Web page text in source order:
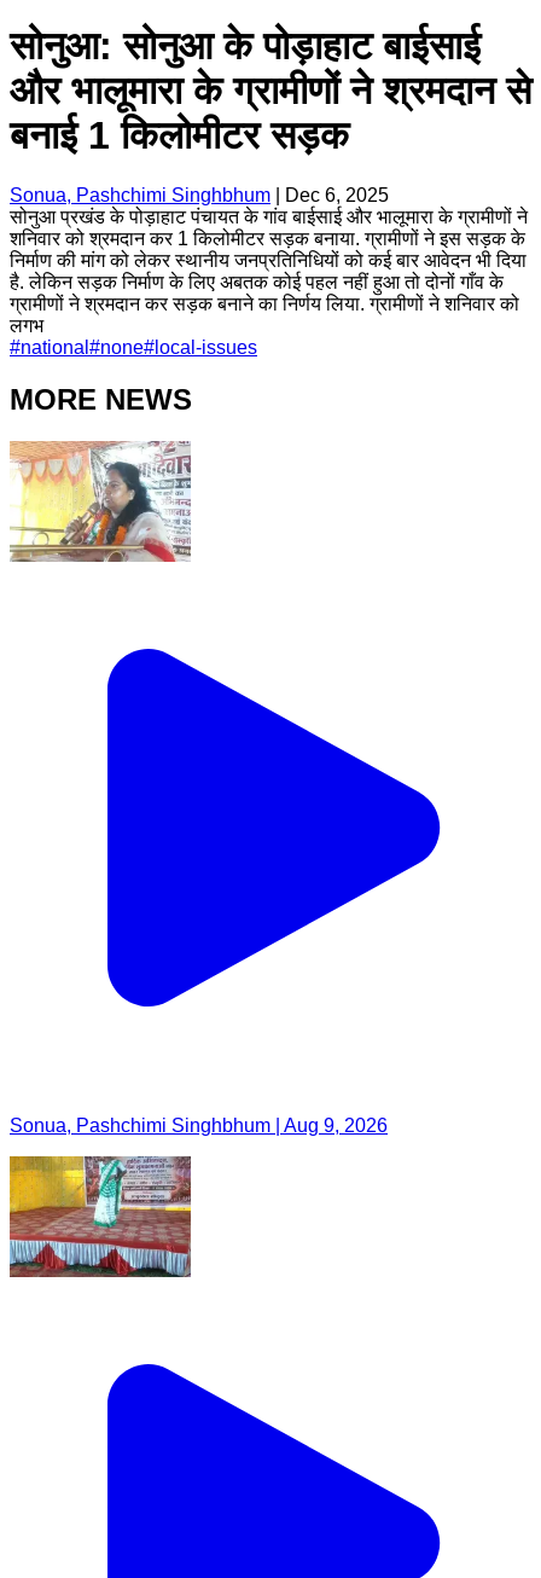
सोनुआ: सोनुआ के पोड़ाहाट बाईसाई
और भालूमारा के ग्रामीणों ने श्रमदान से
बनाई 1 किलोमीटर सड़क
Sonua, Pashchimi Singhbhum
Dec 6, 2025
सोनुआ प्रखंड के पोड़ाहाट पंचायत के गांव बाईसाई और भालूमारा के ग्रामीणों ने
शनिवार को श्रमदान कर 1 किलोमीटर सड़क बनाया. ग्रामीणों ने इस सड़क के
निर्माण की मांग को लेकर स्थानीय जनप्रतिनिधियों को कई बार आवेदन भी दिया
है. लेकिन सड़क निर्माण के लिए अबतक कोई पहल नहीं हुआ तो दोनों गाँव के
ग्रामीणों ने श्रमदान कर सड़क बनाने का निर्णय लिया. ग्रामीणों ने शनिवार को
लगभ
#national #none# local-issues
MORE NEWS
Sonua, Pashchimi Singhbhum | Aug 9, 2026